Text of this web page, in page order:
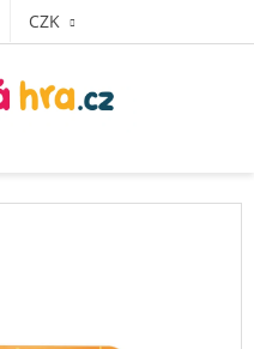
CZK